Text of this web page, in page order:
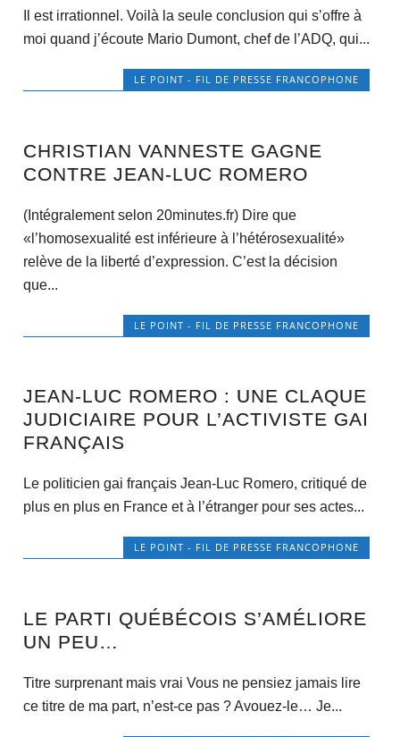
Il est irrationnel. Voilà la seule conclusion qui s’offre à
moi quand j’écoute Mario Dumont, chef de l’ADQ, qui...
LE POINT - FIL DE PRESSE FRANCOPHONE
CHRISTIAN VANNESTE GAGNE
CONTRE JEAN-LUC ROMERO
(Intégralement selon 20minutes.fr) Dire que
«l’homosexualité est inférieure à l’hétérosexualité»
relève de la liberté d’expression. C’est la décision
que...
LE POINT - FIL DE PRESSE FRANCOPHONE
JEAN-LUC ROMERO : UNE CLAQUE
JUDICIAIRE POUR L’ACTIVISTE GAI
FRANÇAIS
Le politicien gai français Jean-Luc Romero, critiqué de
plus en plus en France et à l’étranger pour ses actes...
LE POINT - FIL DE PRESSE FRANCOPHONE
LE PARTI QUÉBÉCOIS S’AMÉLIORE
UN PEU…
Titre surprenant mais vrai Vous ne pensiez jamais lire
ce titre de ma part, n’est-ce pas ? Avouez-le… Je...